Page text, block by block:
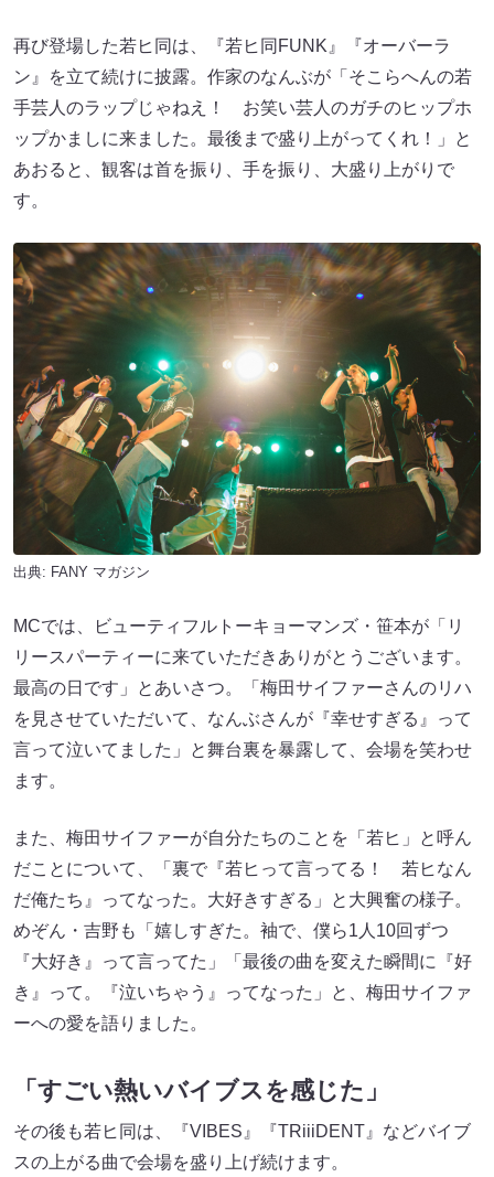
再び登場した若ヒ同は、『若ヒ同FUNK』『オーバーラ
ン』を立て続けに披露。作家のなんぶが「そこらへんの若
手芸人のラップじゃねえ！ お笑い芸人のガチのヒップホ
ップかましに来ました。最後まで盛り上がってくれ！」と
あおると、観客は首を振り、手を振り、大盛り上がりで
す。
出典: FANY マガジン
MCでは、ビューティフルトーキョーマンズ・笹本が「リ
リースパーティーに来ていただきありがとうございます。
最高の日です」とあいさつ。「梅田サイファーさんのリハ
を見させていただいて、なんぶさんが『幸せすぎる』って
言って泣いてました」と舞台裏を暴露して、会場を笑わせ
ます。
また、梅田サイファーが自分たちのことを「若ヒ」と呼ん
だことについて、「裏で『若ヒって言ってる！ 若ヒなん
だ俺たち』ってなった。大好きすぎる」と大興奮の様子。
めぞん・吉野も「嬉しすぎた。袖で、僕ら1人10回ずつ
『大好き』って言ってた」「最後の曲を変えた瞬間に『好
き』って。『泣いちゃう』ってなった」と、梅田サイファ
ーへの愛を語りました。
「すごい熱いバイブスを感じた」
その後も若ヒ同は、『VIBES』『TRiiiDENT』などバイブ
スの上がる曲で会場を盛り上げ続けます。